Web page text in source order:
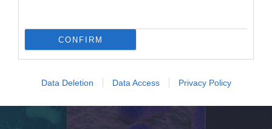
CONFIRM
Data Deletion Data Access Privacy Policy
βάλετε στο τραπέζι σας